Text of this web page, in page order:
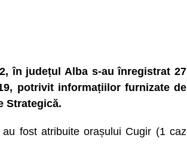
în județul Alba s-au înregistrat 27
potrivit informațiilor furnizate de
Strategică.
fost atribuite orașului Cugir (1 caz